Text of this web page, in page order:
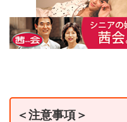
＜注意事項＞